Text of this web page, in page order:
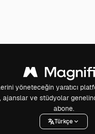
yöneteceğin yaratıcı
ajanslar ve stüdyolar
abone.
Türkçe